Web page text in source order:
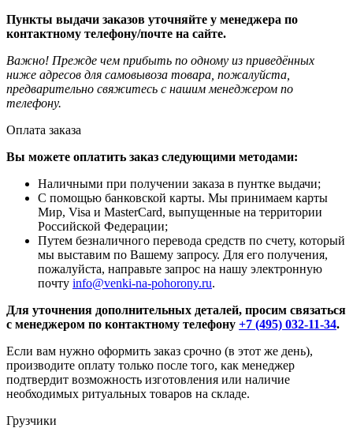
Пункты выдачи заказов уточняйте у менеджера по
контактному телефону/почте на сайте.
Важно! Прежде чем прибыть по одному из приведённых
ниже адресов для самовывоза товара, пожалуйста,
предварительно свяжитесь с нашим менеджером по
телефону.
Оплата заказа
Вы можете оплатить заказ следующими методами:
Наличными при получении заказа в пунтке выдачи;
С помощью банковской карты. Мы принимаем карты
Мир, Visa и MasterCard, выпущенные на территории
Российской Федерации;
Путем безналичного перевода средств по счету, который
мы выставим по Вашему запросу. Для его получения,
пожалуйста, направьте запрос на нашу электронную
почту info@venki-na-pohorony.ru.
Для уточнения дополнительных деталей, просим связаться
с менеджером по контактному телефону +7 (495) 032-11-34.
Если вам нужно оформить заказ срочно (в этот же день),
производите оплату только после того, как менеджер
подтвердит возможность изготовления или наличие
необходимых ритуальных товаров на складе.
Грузчики